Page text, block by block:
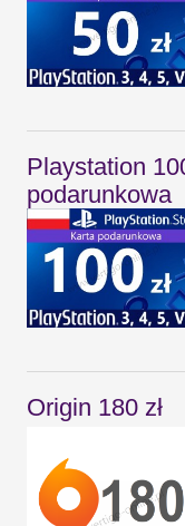
Playstation
podarunkowa
Origin 180 zł